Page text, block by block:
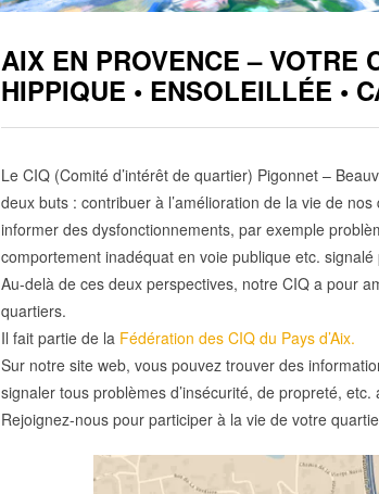
AIX EN PROVENCE – VOTRE
HIPPIQUE • ENSOLEILLÉE •
Le CIQ (Comité d’intérêt de quartier) Pigonnet –
deux buts : contribuer à l’amélioration de la vie de
informer des dysfonctionnements, par exemple
comportement inadéquat en voie publique etc.
Au-delà de ces deux perspectives, notre CIQ a pour
quartiers.
Il fait partie de la Fédération des CIQ du Pays d’Aix.
Sur notre site web, vous pouvez trouver des
signaler tous problèmes d’insécurité, de propreté, etc.
Rejoignez-nous pour participer à la vie de votre